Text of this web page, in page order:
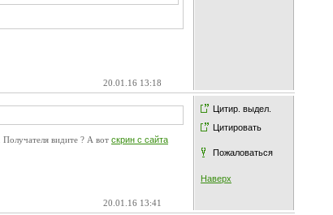
20.01.16 13:18
Цитир. выдел.
Цитировать
Пожаловаться
Наверх
. Получателя видите ? А вот скрин с сайта
20.01.16 13:41